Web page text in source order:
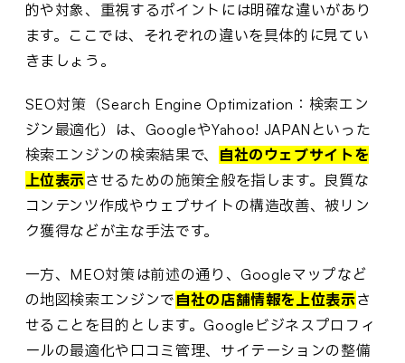
的や対象、重視するポイントには明確な違いがあり
ます。ここでは、それぞれの違いを具体的に見てい
きましょう。
SEO対策（Search Engine Optimization：検索エン
ジン最適化）は、GoogleやYahoo! JAPANといった
検索エンジンの検索結果で、
自社のウェブサイトを
上位表示させるための施策全般を指します。良質な
コンテンツ作成やウェブサイトの構造改善、被リン
ク獲得などが主な手法です。
一方、MEO対策は前述の通り、Googleマップなど
の地図検索エンジンで 自社の店舗情報を上位表示さ
せることを目的とします。Googleビジネスプロフィ
ールの最適化や口コミ管理、サイテーションの整備